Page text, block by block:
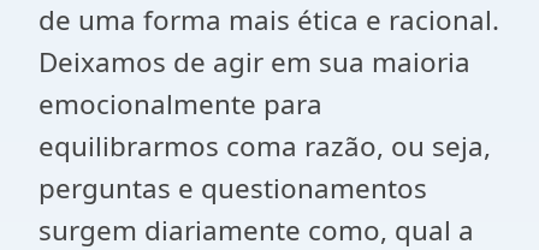
de uma forma mais ética e racional.
Deixamos de agir em sua maioria
emocionalmente para
equilibrarmos coma razão, ou seja,
perguntas e questionamentos
surgem diariamente como, qual a